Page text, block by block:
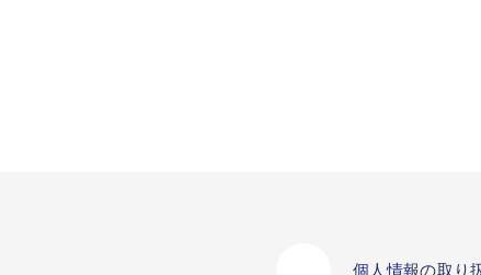
個人情報の取り